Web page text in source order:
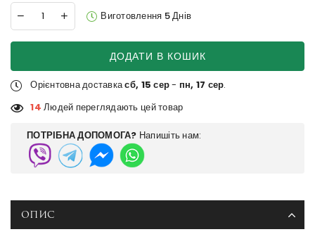
Виготовлення 5 Днів
ДОДАТИ В КОШИК
Орієнтовна доставкасб, 15 сер- пн, 17 сер.
14 Людей переглядають цей товар
ПОТРІБНА ДОПОМОГА? Напишіть нам:
ОПИС